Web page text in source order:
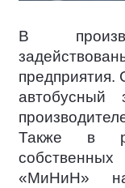
В
автобусный
Также в
«МиНиН»